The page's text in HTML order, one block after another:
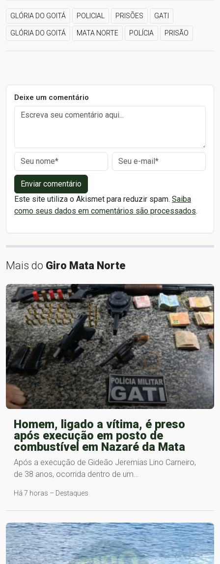
GLÓRIA DO GOITÁ POLICIAL PRISÕES GATI
GLÓRIA DO GOITÁ MATA NORTE POLÍCIA PRISÃO
Deixe um comentário
Enviar comentário
Este site utiliza o Akismet para reduzir spam. Saiba
como seus dados em comentários são processados.
Mais do Giro Mata Norte
Homem, ligado a vítima, é preso
após execução em posto de
combustível em Nazaré da Mata
Após a execução de Gideão Jeremias Lino Carneiro,
de 38 anos, ocorrida dentro de um…
Há 7 horas – Destaques